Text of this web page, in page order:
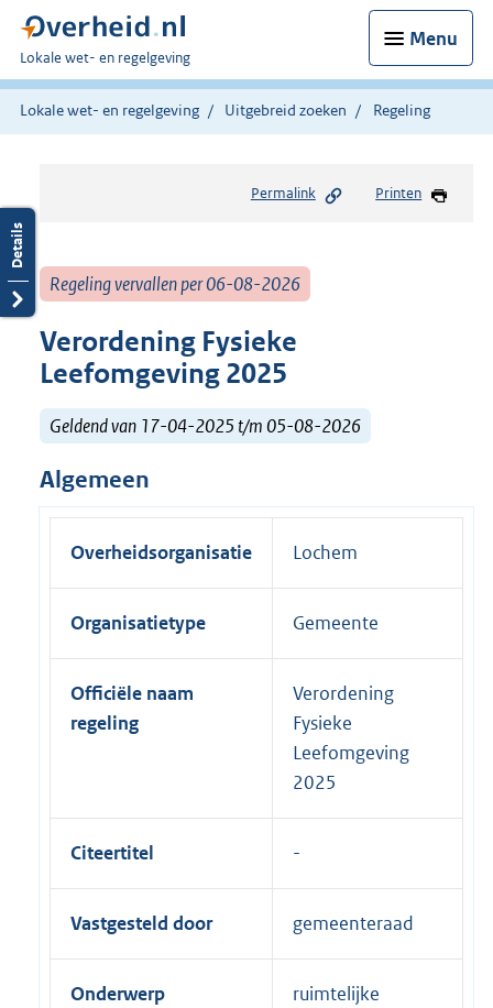
Menu
U
bent
hier:
Lokale wet- en regelgeving
Lokale wet- en regelgeving Uitgebreid zoeken Regeling
Permalink Printen
Regeling vervallen per 06-08-2026
Verordening Fysieke
Leefomgeving 2025
Geldend van 17-04-2025 t/m 05-08-2026
Algemeen
Overheidsorganisatie Lochem
Organisatietype Gemeente
Officiële naam
regeling
Verordening
Fysieke
Leefomgeving
2025
Citeertitel
Vastgesteld door gemeenteraad
Onderwerp
ruimtelijke